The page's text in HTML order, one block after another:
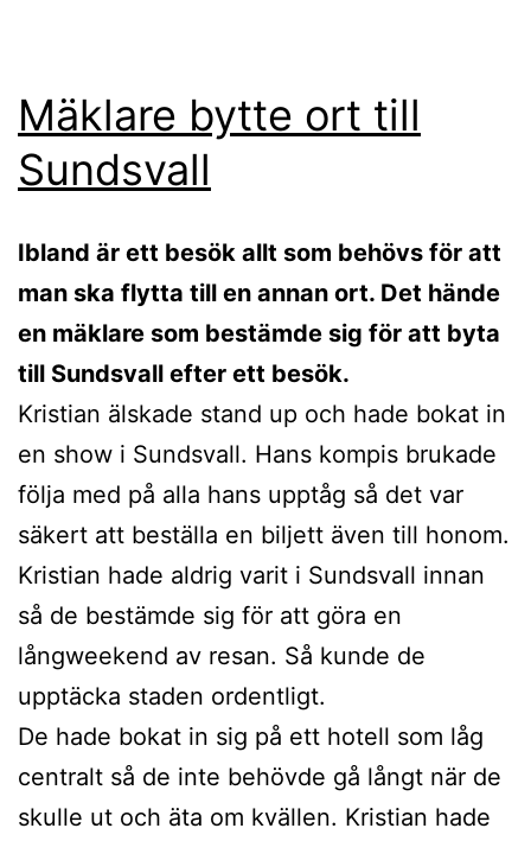
Mäklare bytte ort till
Sundsvall
Ibland är ett besök allt som behövs för att
man ska flytta till en annan ort. Det hände
en mäklare som bestämde sig för att byta
till Sundsvall efter ett besök.
Kristian älskade stand up och hade bokat in
en show i Sundsvall. Hans kompis brukade
följa med på alla hans upptåg så det var
säkert att beställa en biljett även till honom.
Kristian hade aldrig varit i Sundsvall innan
så de bestämde sig för att göra en
långweekend av resan. Så kunde de
upptäcka staden ordentligt.
De hade bokat in sig på ett hotell som låg
centralt så de inte behövde gå långt när de
skulle ut och äta om kvällen. Kristian hade